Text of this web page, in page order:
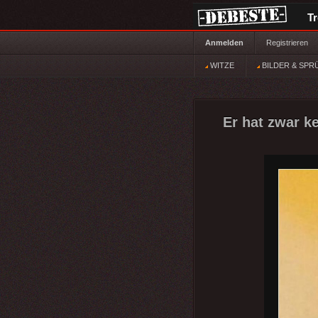
Anmelden Registrieren
WITZE BILDER &
Er hat zwar